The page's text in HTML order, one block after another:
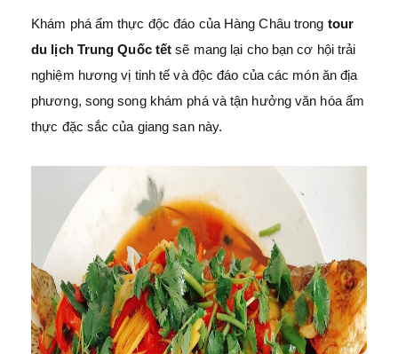
Khám phá ẩm thực độc đáo của Hàng Châu trong tour
du lịch Trung Quốc tết sẽ mang lại cho bạn cơ hội trải
nghiệm hương vị tinh tế và độc đáo của các món ăn địa
phương, song song khám phá và tận hưởng văn hóa ẩm
thực đặc sắc của giang san này.